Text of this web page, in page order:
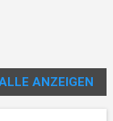
ANZEIGEN